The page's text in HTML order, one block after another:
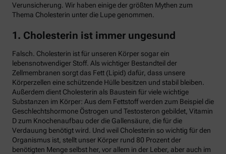
Verunsicherung. Wir haben einige der größten Mythen zum
Thema Cholesterin unter die Lupe genommen.
1. Cholesterin ist immer ungesund
Falsch. Cholesterin ist für unseren Körper sogar ein
lebensnotwendiger Stoff. Als wichtiger Bestandteil der
Zellmembranen sorgt das Fett (Lipid) dafür, dass unsere
Körperzellen eine schützende Hülle besitzen und stabil bleiben.
Außerdem dient Cholesterin als Baustein für viele wichtige
Substanzen im Körper: Aus dem Fettstoff werden zum Beispiel die
Geschlechtshormone Östrogen und Testosteron gebildet, Vitamin
D zum Knochenaufbau oder die Gallensäure, die für die
Verdauung benötigt wird. Und weil Cholesterin so wichtig für den
Organismus ist, stellt unser Körper rund 80 Prozent der
benötigten Menge selbst her, vor allem in der Leber, aber auch im